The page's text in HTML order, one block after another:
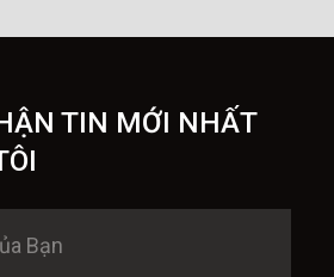
TIN MỚI NHẤT